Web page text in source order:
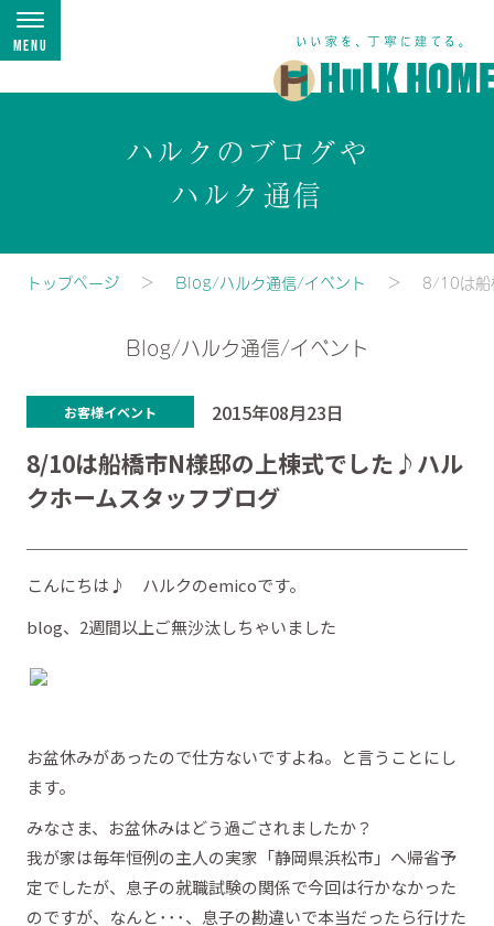
Menu
ハルクのブログや
ハルク通信
トップページ Blog/ハルク通信/イベント 8/10は船
Blog/ハルク通信/イベント
お客様イベント 2015年08月23日
8/10は船橋市N様邸の上棟式でした♪ハル
クホームスタッフブログ
こんにちは♪ ハルクのemicoです。
blog、2週間以上ご無沙汰しちゃいました
お盆休みがあったので仕方ないですよね。と言うことにし
ます。
みなさま、お盆休みはどう過ごされましたか？
我が家は毎年恒例の主人の実家「静岡県浜松市」へ帰省予
定でしたが、息子の就職試験の関係で今回は行かなかった
のですが、なんと･･･、息子の勘違いで本当だったら行けた